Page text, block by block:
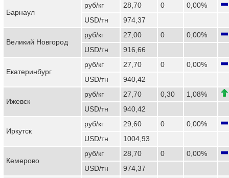
Барнаул
руб/кг 28,70 0
0,00%
USD/тн
974,37
Великий Новгород
руб/кг 27,00 0
0,00%
USD/тн
916,66
Екатеринбург
руб/кг 27,70 0
0,00%
USD/тн
940,42
Ижевск
руб/кг 27,70 0,30
1,08%
USD/тн
940,42
Иркутск
руб/кг 29,60 0
0,00%
USD/тн
1004,93
Кемерово
руб/кг 28,70 0
0,00%
USD/тн
974,37